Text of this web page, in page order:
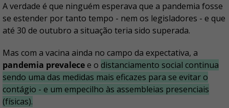
A verdade é que ninguém esperava que a pandemia fosse
se estender por tanto tempo - nem os legisladores - e que
até 30 de outubro a situação teria sido superada.
Mas com a vacina ainda no campo da expectativa, a
pandemia prevalecee o distanciamento social continua
sendo uma das medidas mais eficazes para se evitar o
contágio - e um empecilho às assembleias presenciais
(físicas).